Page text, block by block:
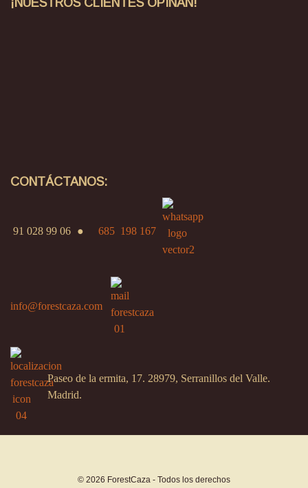
¡NUESTROS CLIENTES OPINAN!
CONTÁCTANOS:
91 028 99 06 ● 685 198 167
info@forestcaza.com
Paseo de la ermita, 17. 28979, Serranillos del Valle.
Madrid.
© 2026 ForestCaza - Todos los derechos